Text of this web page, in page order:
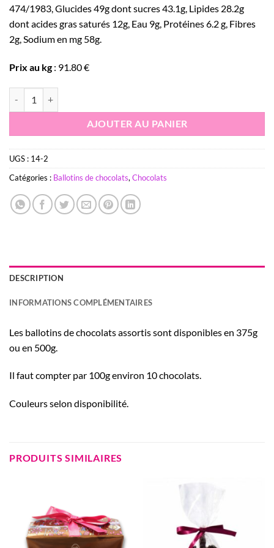
474/1983, Glucides 49g dont sucres 43.1g, Lipides 28.2g
dont acides gras saturés 12g, Eau 9g, Protéines 6.2 g, Fibres
2g, Sodium en mg 58g.
Prix au kg: 91.80 €
AJOUTER AU PANIER
UGS : 14-2
Catégories : Ballotins de chocolats, Chocolats
DESCRIPTION
INFORMATIONS COMPLÉMENTAIRES
Les ballotins de chocolats assortis sont disponibles en 375g
ou en 500g.
Il faut compter par 100g environ 10 chocolats.
Couleurs selon disponibilité.
PRODUITS SIMILAIRES